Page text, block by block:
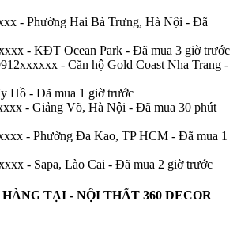
- Phường Hai Bà Trưng, Hà Nội - Đã
- KĐT Ocean Park - Đã mua 3 giờ trước
- Căn hộ Gold Coast Nha Trang -
Hồ - Đã mua 1 giờ trước
- Giảng Võ, Hà Nội - Đã mua 30 phút
- Phường Đa Kao, TP HCM - Đã mua 1
- Sapa, Lào Cai - Đã mua 2 giờ trước
TẠI - NỘI THẤT 360 DECOR